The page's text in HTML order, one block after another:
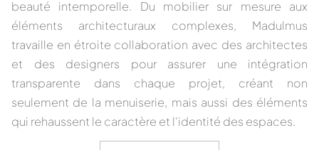
beauté intemporelle. Du mobilier sur mesure aux
éléments architecturaux complexes, Madulmus
travaille en étroite collaboration avec des architectes
et des designers pour assurer une intégration
transparente dans chaque projet, créant non
seulement de la menuiserie, mais aussi des éléments
qui rehaussent le caractère et l'identité des espaces.